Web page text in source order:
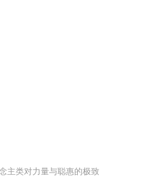
主类对力量与聪惠的极致